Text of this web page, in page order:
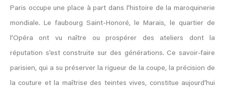
Paris occupe une place à part dans l’histoire de la maroquinerie
mondiale. Le faubourg Saint-Honoré, le Marais, le quartier de
l’Opéra ont vu naître ou prospérer des ateliers dont la
réputation s’est construite sur des générations. Ce savoir-faire
parisien, qui a su préserver la rigueur de la coupe, la précision de
la couture et la maîtrise des teintes vives, constitue aujourd’hui